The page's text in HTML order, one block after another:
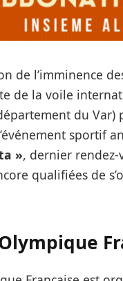
de l’imminence
de la voile
du Var)
sportif
», dernier
qualifiées de